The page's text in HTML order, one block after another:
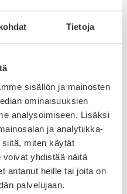
Tietoja
sisällön ja mainosten
ominaisuuksien
analysoimiseen. Lisäksi
ja analytiikka-
miten käytät
yhdistää näitä
antanut heille tai joita on
palvelujaan.
tuotteet
että tilaat tarvitsemasi
kesken.